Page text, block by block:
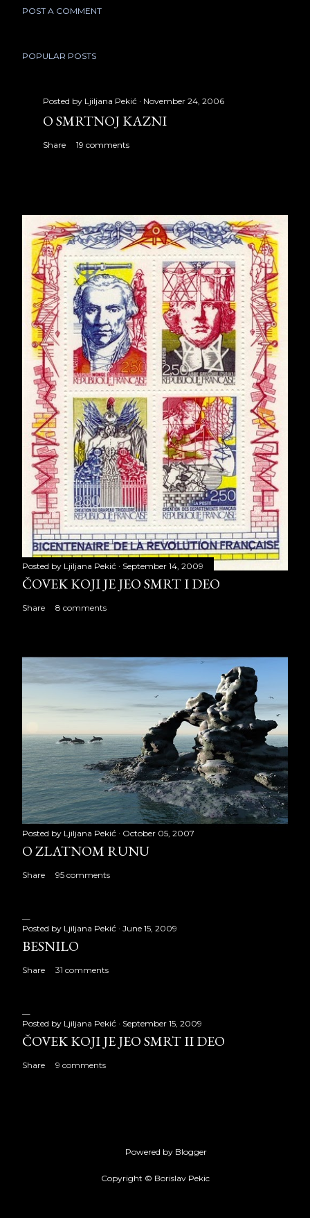
POST A COMMENT
POPULAR POSTS
Posted by Ljiljana Pekić November 24, 2006
O SMRTNOJ KAZNI
Share 19 comments
Posted by Ljiljana Pekić September 14, 2009
ČOVEK KOJI JE JEO SMRT I DEO
Share 8 comments
Posted by Ljiljana Pekić October 05, 2007
O ZLATNOM RUNU
Share 95 comments
Posted by Ljiljana Pekić June 15, 2009
BESNILO
Share 31 comments
Posted by Ljiljana Pekić September 15, 2009
ČOVEK KOJI JE JEO SMRT II DEO
Share 9 comments
Powered by Blogger
Copyright © Borislav Pekic